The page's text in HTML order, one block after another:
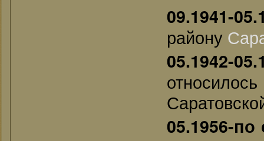
09.1941-
району
05.1942-
05.1956-по